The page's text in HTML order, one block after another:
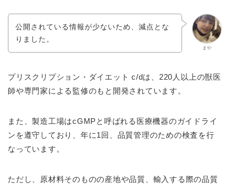
まや
公開されている情報が少ないため、減点とな
りました。
プリスクリプション・ダイエット c/dは、220人以上の獣医
師や専門家による監修のもと開発されています。
また、製造工場はcGMPと呼ばれる医療機器のガイドライ
ンを遵守しており、年に1回、品質管理のための検査を行
なっています。
ただし、原材料そのものの産地や品質、輸入する際の品質